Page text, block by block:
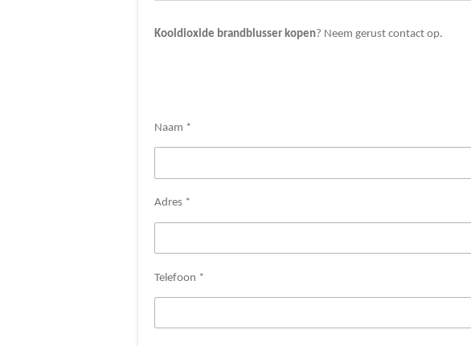
Kooldioxide brandblusser kopen? Neem gerust contact op.
Naam *
Adres *
Telefoon *